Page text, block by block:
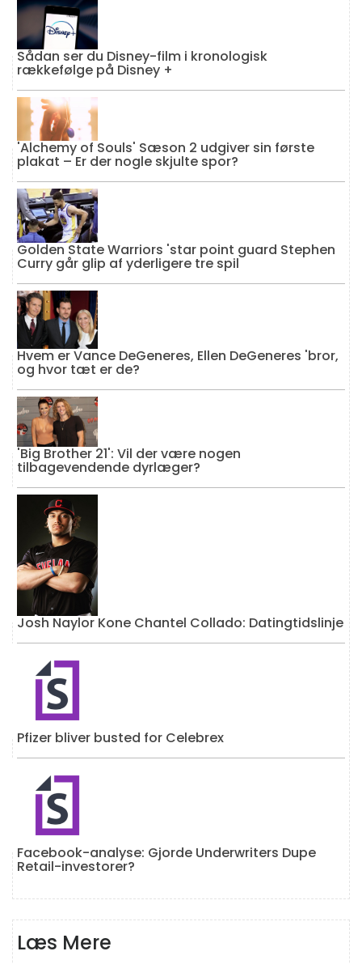
Sådan ser du Disney-film i kronologisk
rækkefølge på Disney +
'Alchemy of Souls' Sæson 2 udgiver sin første
plakat – Er der nogle skjulte spor?
Golden State Warriors 'star point guard Stephen
Curry går glip af yderligere tre spil
Hvem er Vance DeGeneres, Ellen DeGeneres 'bror,
og hvor tæt er de?
'Big Brother 21': Vil der være nogen
tilbagevendende dyrlæger?
Josh Naylor Kone Chantel Collado: Datingtidslinje
Pfizer bliver busted for Celebrex
Facebook-analyse: Gjorde Underwriters Dupe
Retail-investorer?
Læs Mere